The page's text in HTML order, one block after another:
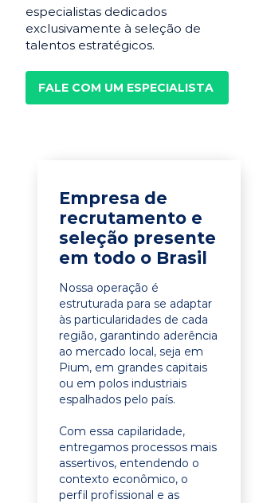
especialistas dedicados
exclusivamente à seleção de
talentos estratégicos.
FALE COM UM ESPECIALISTA
Empresa de
recrutamento e
seleção presente
em todo o Brasil
Nossa operação é
estruturada para se adaptar
às particularidades de cada
região, garantindo aderência
ao mercado local, seja em
Pium, em grandes capitais
ou em polos industriais
espalhados pelo país.
Com essa capilaridade,
entregamos processos mais
assertivos, entendendo o
contexto econômico, o
perfil profissional e as